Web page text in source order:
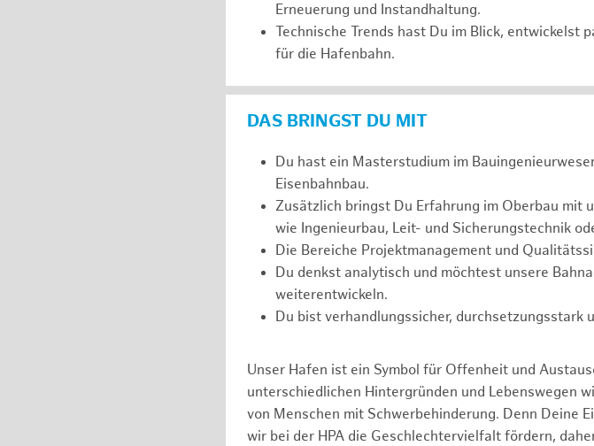
Erneuerung und Instandhaltung.
Technische Trends hast Du im Blick, entwickelst
für die Hafenbahn.
DAS BRINGST DU MIT
Du hast ein Masterstudium im
Eisenbahnbau.
Zusätzlich bringst Du Erfahrung im Oberbau mit
wie Ingenieurbau, Leit- und Sicherungstechnik
Die Bereiche Projektmanagement und
Du denkst analytisch und möchtest unsere
weiterentwickeln.
Du bist verhandlungssicher, durchsetzungsstark
Unser Hafen ist ein Symbol für Offenheit und
unterschiedlichen Hintergründen und Lebenswegen
von Menschen mit Schwerbehinderung. Denn Deine
wir bei der HPA die Geschlechtervielfalt fördern,